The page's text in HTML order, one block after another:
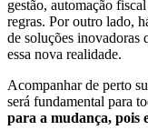
gestão, automação
regras. Por outro lado,
de soluções inovadoras
essa nova realidade.
Acompanhar de perto
será fundamental para
para a mudança, pois